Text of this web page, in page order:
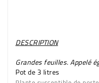
DESCRIPTION
Grandes feuilles. Appelé
Pot de 3 litres